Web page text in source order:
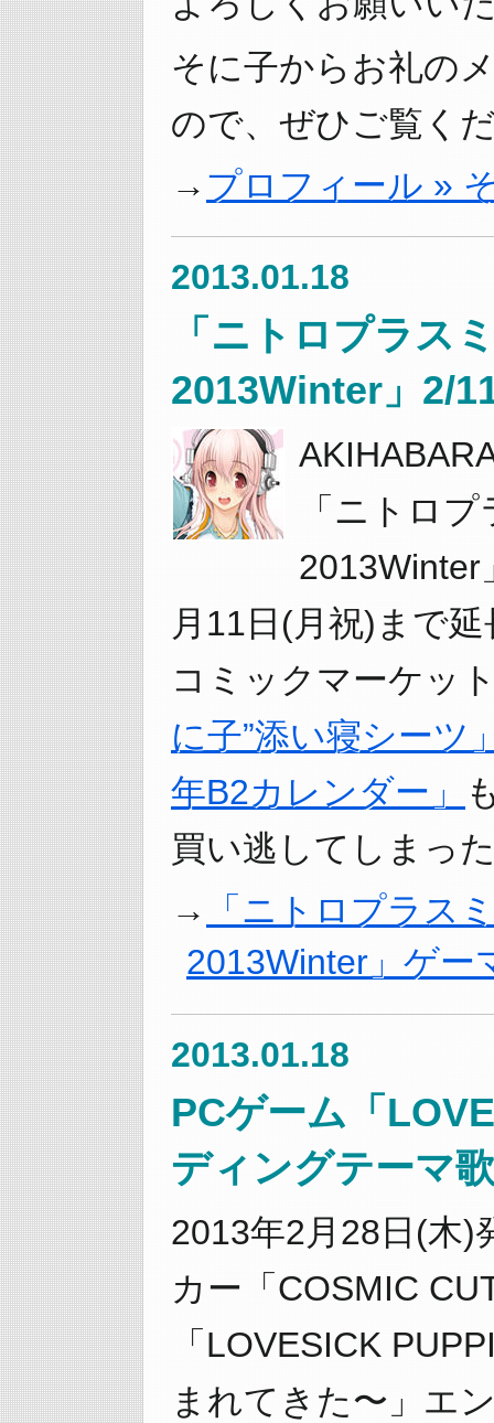
そに子からお礼の
ので、ぜひご覧く
プロフィール »
2013.01.18
「ニトロプラス
2013Winter」2/
「ニトロ
2013Winter
月11日(月祝)まで
コミックマーケッ
に子”添い寝シーツ
年B2カレンダー」
買い逃してしまっ
「ニトロプラス
2013Winter」ゲー
2013.01.18
PCゲーム「
ディングテーマ
2013年2月28日(木)
カー「COSMIC
「LOVESICK
まれてきた〜」エ